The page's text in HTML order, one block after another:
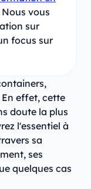
vous
sur
focus sur
effet, cette
doute la plus
l'essentiel à
sa
ses
quelques cas